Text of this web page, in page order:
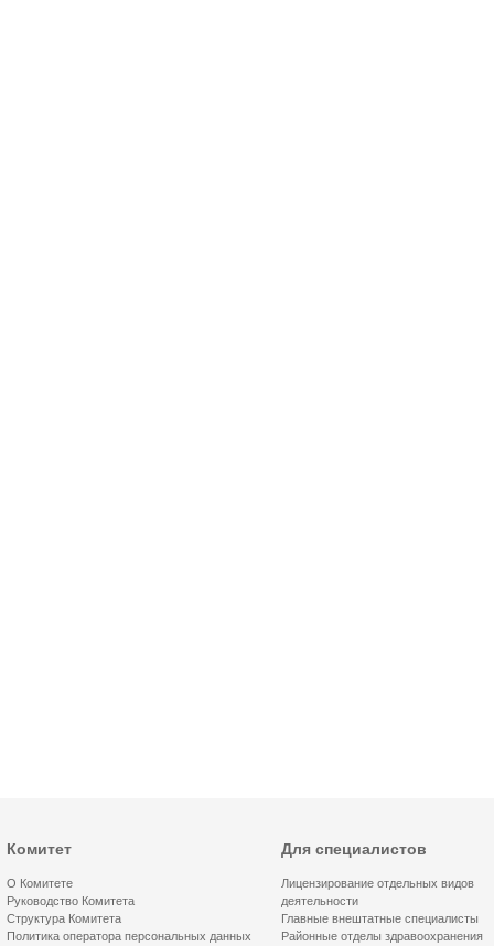
Комитет
О Комитете
Руководство Комитета
Структура Комитета
Политика оператора персональных данных
Для специалистов
Лицензирование отдельных видов
деятельности
Главные внештатные специалисты
Районные отделы здравоохранения